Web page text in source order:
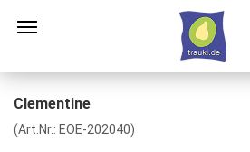
Clementine
(Art.Nr.: EOE-202040)